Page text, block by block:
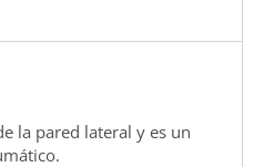
la pared lateral y es un